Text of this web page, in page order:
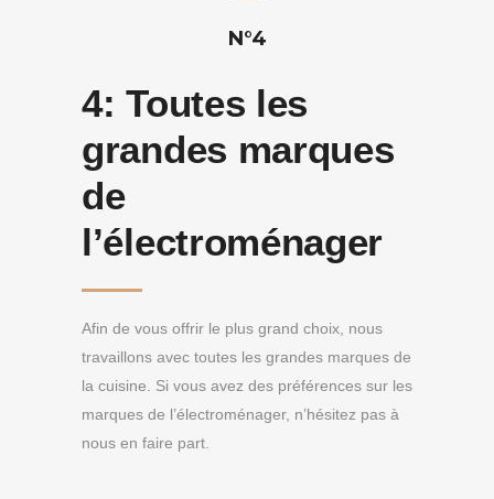
N°4
4:Toutes les
grandes marques
de
l’électroménager
Afin de vous offrir le plus grand choix, nous
travaillons avec toutes les grandes marques de
la cuisine. Si vous avez des préférences sur les
marques de l’électroménager, n’hésitez pas à
nous en faire part.